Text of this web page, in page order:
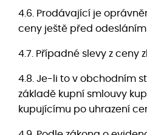
4.6. Prodávající je
ceny ještě před odesláním
4.7. Případné slevy z
4.8. Je-li to v obchodním
základě kupní smlouvy
kupujícímu po uhrazení